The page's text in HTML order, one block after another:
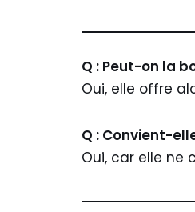
Q : Peut-on la
Oui, elle offre
Q : Convient-
Oui, car elle ne